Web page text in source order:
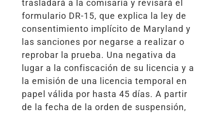
trasladará a la comisaría y revisará el
formulario DR-15, que explica la ley de
consentimiento implícito de Maryland y
las sanciones por negarse a realizar o
reprobar la prueba. Una negativa da
lugar a la confiscación de su licencia y a
la emisión de una licencia temporal en
papel válida por hasta 45 días. A partir
de la fecha de la orden de suspensión,